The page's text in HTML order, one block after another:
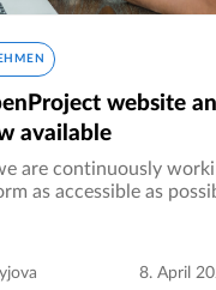
website
available
are continuously
as accessible as
8. April